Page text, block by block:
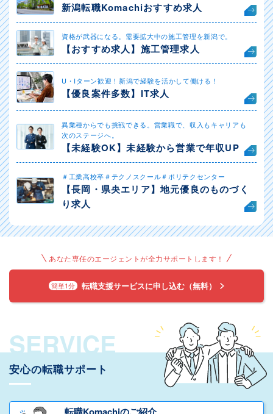
新潟転職Komachiおすすめ求人
資格が武器になる。需要拡大中の施工管理を新潟で。
【おすすめ求人】施工管理求人
U・Iターン歓迎！新潟で経験を活かして働ける！
【優良案件多数】IT求人
異業種からでも挑戦できる。営業職で、収入もキャリアも
次のステージへ。
【未経験OK】未経験から営業で年収UP
＃工業高校卒＃テクノスクール＃ポリテクセンター
【長岡・県央エリア】地元優良のものづく
り求人
あなた専任のエージェントが全力サポートします！
簡単1分 転職支援サービスに申し込む（無料）
SERVICE
安心の転職サポート